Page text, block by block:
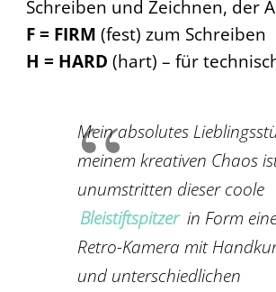
Schreiben und Zeichnen, der
F = FIRM (fest) zum Schreiben
H = HARD (hart) – für
Mein absolutes
meinem kreativen Chaos
unumstritten dieser coole
Bleistiftspitzer in Form
Retro-Kamera mit
und unterschiedlichen